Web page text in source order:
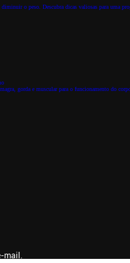
o peso. Descubra dicas valiosas para uma
gorda e muscular para o funcionamento do